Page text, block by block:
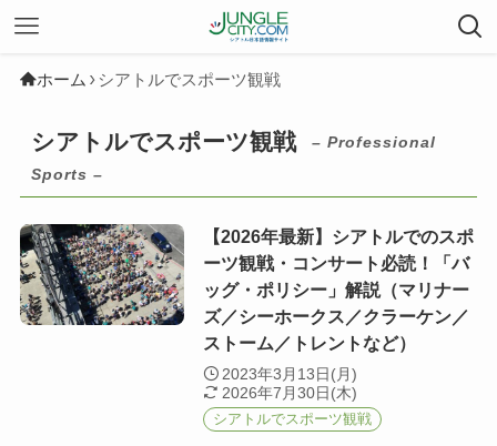
ホーム シアトルでスポーツ観戦
シアトルでスポーツ観戦
– Professional
Sports –
【2026年最新】シアトルでのスポ
ーツ観戦・コンサート必読！「バ
ッグ・ポリシー」解説（マリナー
ズ／シーホークス／クラーケン／
ストーム／トレントなど）
2023年3月13日(月)
2026年7月30日(木)
シアトルでスポーツ観戦